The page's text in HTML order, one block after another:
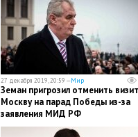
27 декабря 2019, 20:59 —Мир
Земан пригрозил отменить
Москву на парад Победы из-за
заявления МИД РФ